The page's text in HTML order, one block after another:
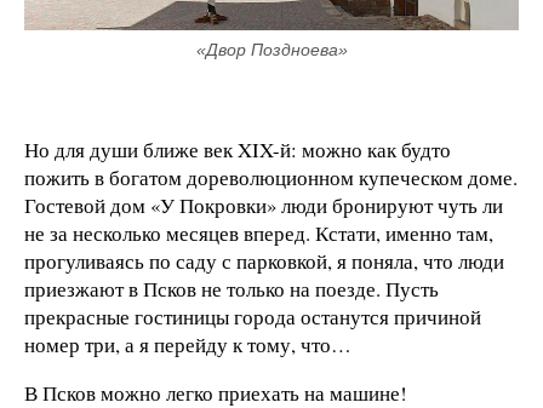
«Двор Поздноева»
Но для души ближе век XIX-й: можно как будто
пожить в богатом дореволюционном купеческом доме.
Гостевой дом «У Покровки» люди бронируют чуть ли
не за несколько месяцев вперед. Кстати, именно там,
прогуливаясь по саду с парковкой, я поняла, что люди
приезжают в Псков не только на поезде. Пусть
прекрасные гостиницы города останутся причиной
номер три, а я перейду к тому, что…
В Псков можно легко приехать на машине!